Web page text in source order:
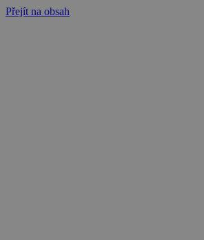
Přejít na obsah